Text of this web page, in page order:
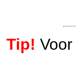
Tip!